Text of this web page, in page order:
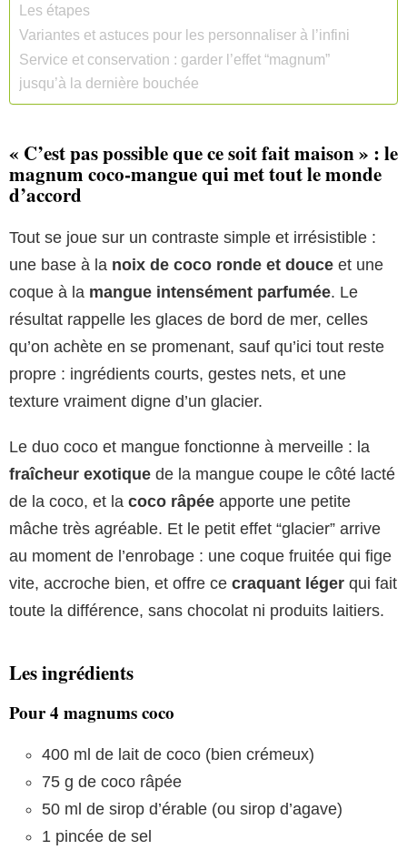
Les étapes
Variantes et astuces pour les personnaliser à l’infini
Service et conservation : garder l’effet “magnum”
jusqu’à la dernière bouchée
« C’est pas possible que ce soit fait maison » : le
magnum coco-mangue qui met tout le monde
d’accord
Tout se joue sur un contraste simple et irrésistible :
une base à la noix de coco ronde et douce et une
coque à la mangue intensément parfumée. Le
résultat rappelle les glaces de bord de mer, celles
qu’on achète en se promenant, sauf qu’ici tout reste
propre : ingrédients courts, gestes nets, et une
texture vraiment digne d’un glacier.
Le duo coco et mangue fonctionne à merveille : la
fraîcheur exotique de la mangue coupe le côté lacté
de la coco, et la coco râpée apporte une petite
mâche très agréable. Et le petit effet “glacier” arrive
au moment de l’enrobage : une coque fruitée qui fige
vite, accroche bien, et offre ce craquant léger qui fait
toute la différence, sans chocolat ni produits laitiers.
Les ingrédients
Pour 4 magnums coco
400 ml de lait de coco (bien crémeux)
75 g de coco râpée
50 ml de sirop d’érable (ou sirop d’agave)
1 pincée de sel